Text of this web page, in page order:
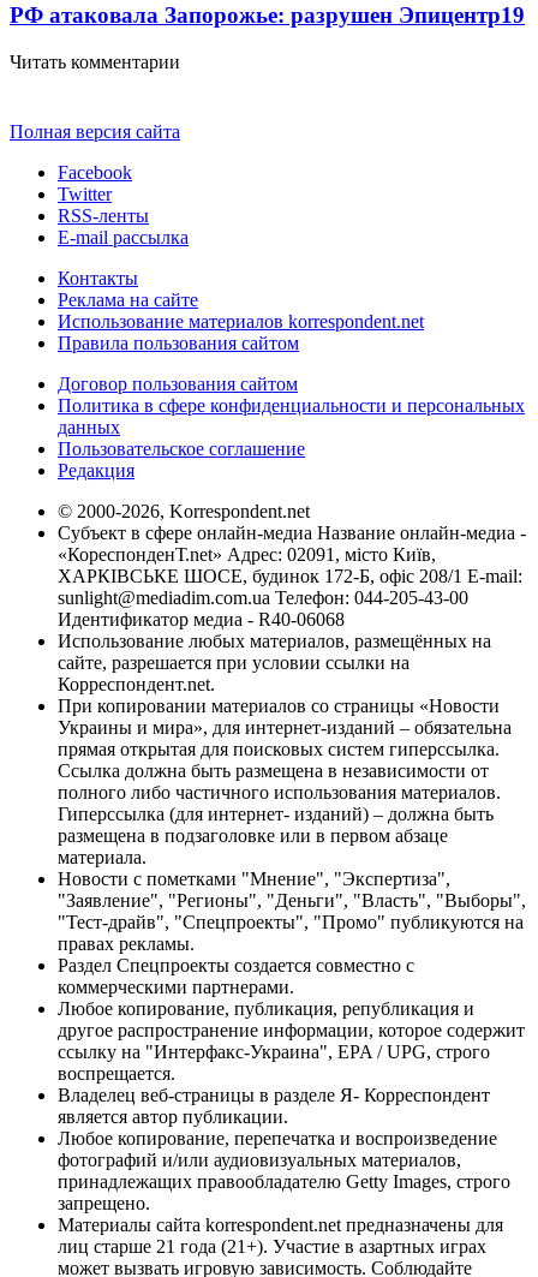
РФ атаковала Запорожье: разрушен Эпицентр19
Читать комментарии
Полная версия сайта
Facebook
Twitter
RSS-ленты
E-mail рассылка
Контакты
Реклама на сайте
Использование материалов korrespondent.net
Правила пользования сайтом
Договор пользования сайтом
Политика в сфере конфиденциальности и персональных
данных
Пользовательское соглашение
Редакция
© 2000-2026, Korrespondent.net
Субъект в сфере онлайн-медиа Название онлайн-медиа -
«КореспонденТ.net» Адрес: 02091, місто Київ,
ХАРКІВСЬКЕ ШОСЕ, будинок 172-Б, офіс 208/1 E-mail:
sunlight@mediadim.com.ua Телефон: 044-205-43-00
Идентификатор медиа - R40-06068
Использование любых материалов, размещённых на
сайте, разрешается при условии ссылки на
Корреспондент.net.
При копировании материалов со страницы «Новости
Украины и мира», для интернет-изданий – обязательна
прямая открытая для поисковых систем гиперссылка.
Ссылка должна быть размещена в независимости от
полного либо частичного использования материалов.
Гиперссылка (для интернет- изданий) – должна быть
размещена в подзаголовке или в первом абзаце
материала.
Новости с пометками "Мнение", "Экспертиза",
"Заявление", "Регионы", "Деньги", "Власть", "Выборы",
"Тест-драйв", "Спецпроекты", "Промо" публикуются на
правах рекламы.
Раздел Спецпроекты создается совместно с
коммерческими партнерами.
Любое копирование, публикация, републикация и
другое распространение информации, которое содержит
ссылку на "Интерфакс-Украина", EPA / UPG, строго
воспрещается.
Владелец веб-страницы в разделе Я- Корреспондент
является автор публикации.
Любое копирование, перепечатка и воспроизведение
фотографий и/или аудиовизуальных материалов,
принадлежащих правообладателю Getty Images, строго
запрещено.
Материалы сайта korrespondent.net предназначены для
лиц старше 21 года (21+). Участие в азартных играх
может вызвать игровую зависимость. Соблюдайте